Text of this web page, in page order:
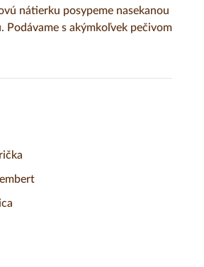
nátierku posypeme nasekanou
Podávame s akýmkoľvek pečivom